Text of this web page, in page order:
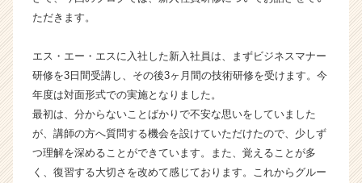
|
チ
ャ
ー・
長
企
業
か
ただきます。
エス・エー・エスに入社した新入社員は、まずビジネスマナー
研修を3日間受講し、その後3ヶ月間の技術研修を受けます。今
年度は対面形式での実施となりました。
最初は、分からないことばかりで不安な思いをしていました
が、講師の方へ質問する機会を設けていただけたので、少しず
つ理解を深めることができています。また、覚えることが多
く、復習する大切さを改めて感じております。これからグルー